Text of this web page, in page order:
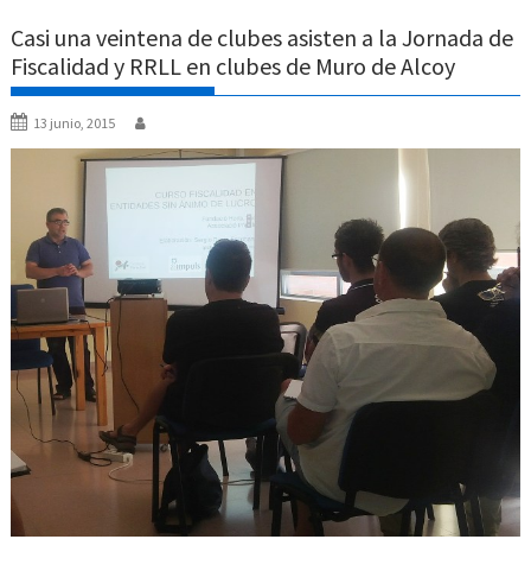
Casi una veintena de clubes asisten a la Jornada de
Fiscalidad y RRLL en clubes de Muro de Alcoy
13 junio, 2015